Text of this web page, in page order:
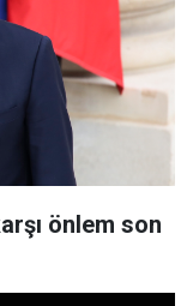
önlem son